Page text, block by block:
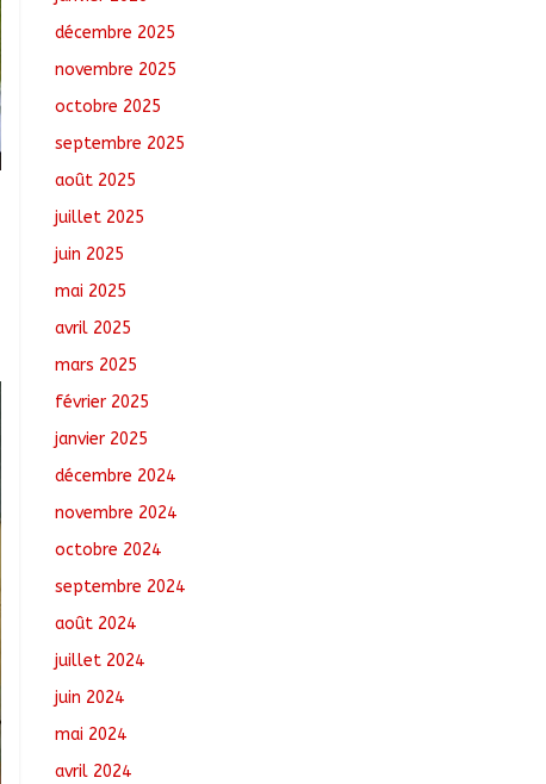
décembre 2025
novembre 2025
octobre 2025
septembre 2025
août 2025
juillet 2025
juin 2025
mai 2025
avril 2025
mars 2025
février 2025
janvier 2025
décembre 2024
novembre 2024
octobre 2024
septembre 2024
août 2024
juillet 2024
juin 2024
mai 2024
avril 2024